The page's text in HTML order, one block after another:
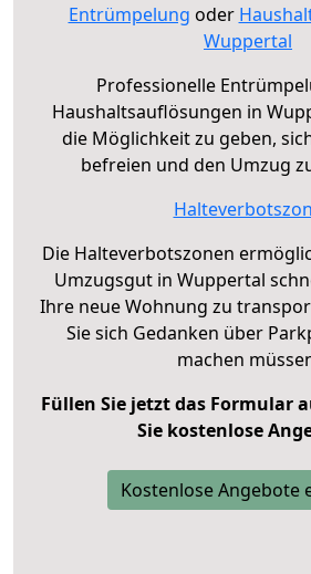
Entrümpelung oder
Wuppertal
Professionelle
Haushaltsauflösungen in
die Möglichkeit zu geben,
befreien und den Umzug
Die Halteverbotszonen
Umzugsgut in Wuppertal
Ihre neue Wohnung zu
Sie sich Gedanken über
machen
Füllen Sie jetzt das Formular
Sie kostenlose
Kostenlose Angebote